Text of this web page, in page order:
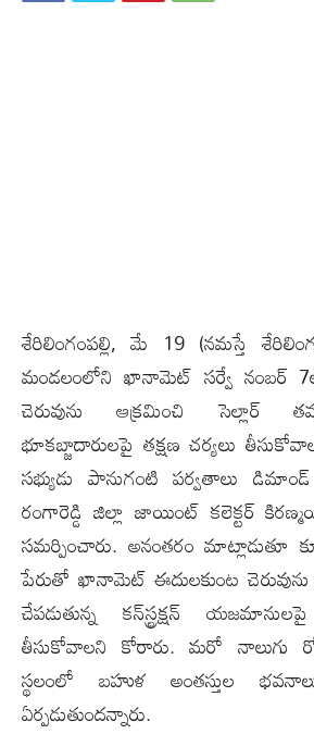
శేరిలింగంపల్లి, మే 19 (న‌మ‌స్తే
మండలంలోని ఖానామెట్ సర్వే నంబర్‌
చెరువును ఆక్రమించి సెల్లార్
భూకబ్జాదారులపై తక్షణ చర్యలు
సభ్యుడు పానుగంటి పర్వతాలు
రంగారెడ్డి జిల్లా జాయింట్ కలెక్టర్
సమర్పించారు. అనంతరం మాట్లాడుతూ
పేరుతో ఖానామెట్‌ ఈదులకుంట
చేపడుతున్న కన్‌స్ట్ర‌క్షన్
తీసుకోవాలని కోరారు. మరో నాలుగు
స్థలంలో బహుళ అంతస్తుల
ఏర్పడుతుంద‌న్నారు.